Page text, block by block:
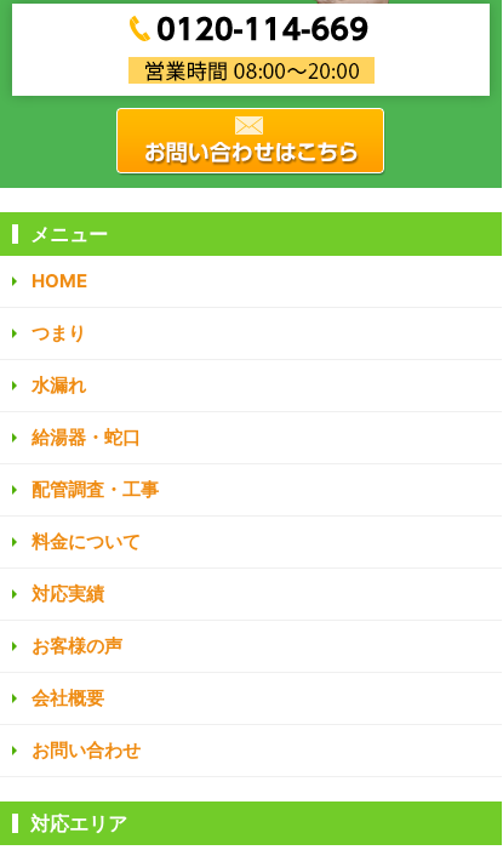
メニュー
HOME
つまり
水漏れ
給湯器・蛇口
配管調査・工事
料金について
対応実績
お客様の声
会社概要
お問い合わせ
対応エリア